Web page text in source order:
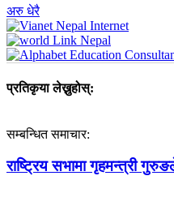
अरु धेरै
प्रतिकृया लेख्नुहोस्:
सम्बन्धित समाचार:
राष्ट्रिय सभामा गृहमन्त्री